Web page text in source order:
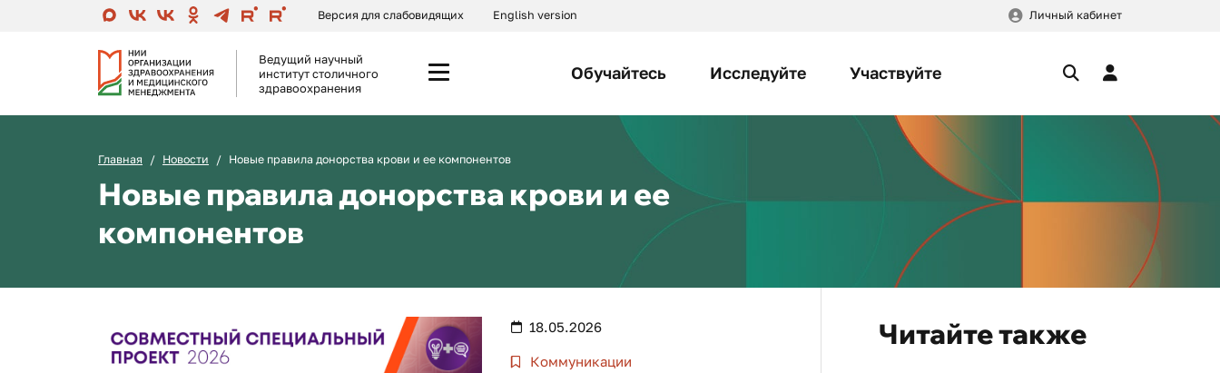
Версия для слабовидящих English version Личный кабинет
Ведущий научный
институт столичного
здравоохранения
Обучайтесь Исследуйте Участвуйте
Главная Новости Новые правила донорства крови и ее компонентов
Новые правила донорства крови и ее
компонентов
18.05.2026
Коммуникации
Читайте также